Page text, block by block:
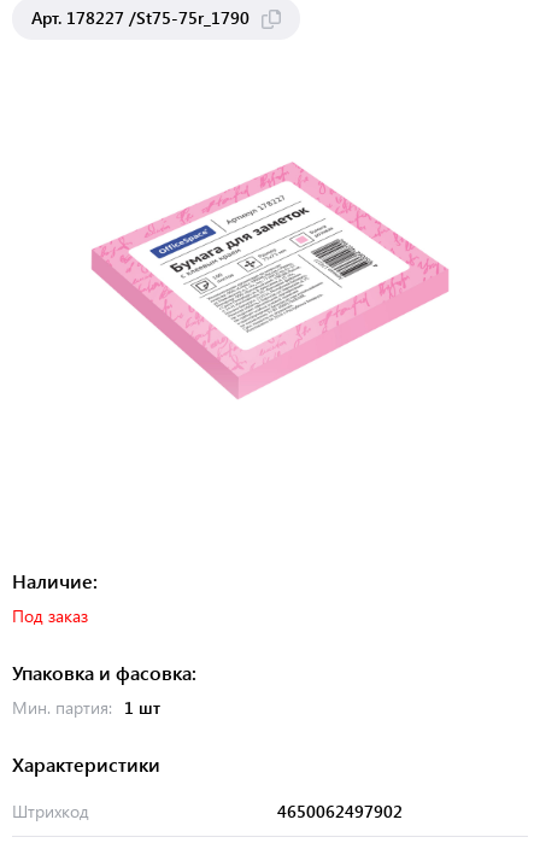
Арт. 178227 /St75-75r_1790
Наличие:
Под заказ
Упаковка и фасовка:
Мин. партия: 1 шт
Характеристики
Штрихкод 4650062497902